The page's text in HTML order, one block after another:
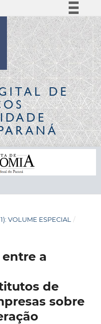
Simplifique!
Comunica BR
Participe
Acesso à informação
Legislação
CanaisDE
VOLUME ESPECIAL
/
a
de
sobre